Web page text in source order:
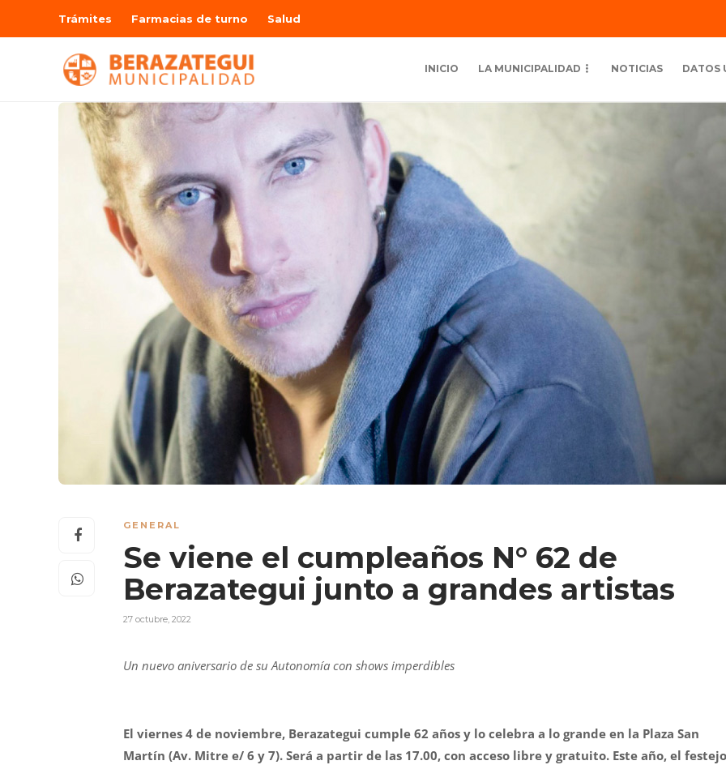
Trámites Farmacias de turno Salud
INICIO LA MUNICIPALIDAD NOTICIAS DATOS
GENERAL
Se viene el cumpleaños N° 62 de
Berazategui junto a grandes artistas
27 octubre, 2022
Un nuevo aniversario de su Autonomía con shows imperdibles
El viernes 4 de noviembre, Berazategui cumple 62 años y lo celebra a lo grande en la Plaza San
Martín (Av. Mitre e/ 6 y 7). Será a partir de las 17.00, con acceso libre y gratuito. Este año, el festejo